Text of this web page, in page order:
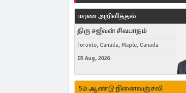
மரண அறிவித்தல்
திரு சஜீவன் சிவபாதம்
Toronto, Canada, Maple, Canada
03 Aug, 2026
5ம் ஆண்டு நினைவஞ்சலி